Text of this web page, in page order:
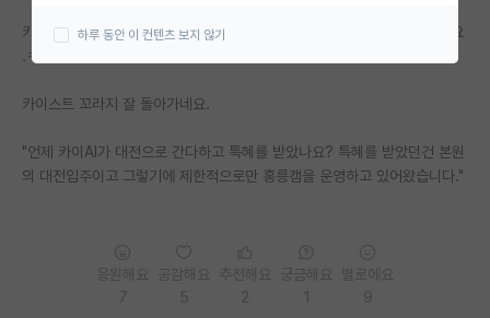
연구실(PI) 홍보 게시판
석박사 채용 정보 게시판
임용 정보 게시판
카이스트 AI 교원들은 카이스트 본원 교원들이랑 다른 학교로 생각하시네요
.ㅋㅋㅋㅋ
카이스트 꼬라지 잘 돌아가네요.
"언제 카이AI가 대전으로 간다하고 특혜를 받았나요? 특혜를 받았던건 본원
의 대전입주이고 그렇기에 제한적으로만 홍릉캠을 운영하고 있어왔습니다."
하루 동안 이 컨텐츠 보지 않기